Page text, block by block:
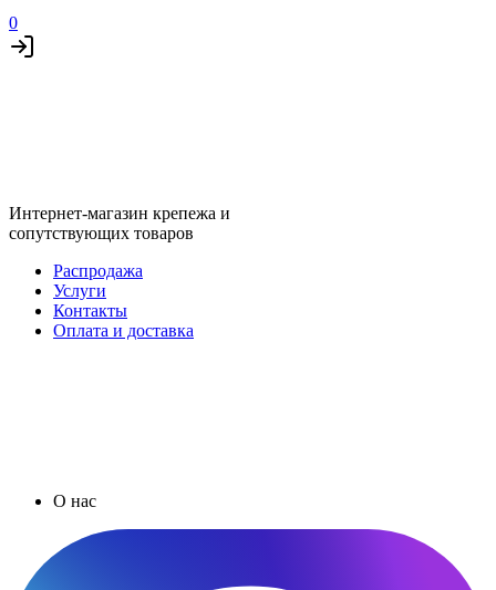
0
Интернет-магазин крепежа и
сопутствующих товаров
Распродажа
Услуги
Контакты
Оплата и доставка
О нас